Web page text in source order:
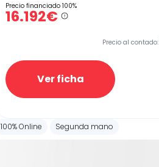
Precio financiado 100%
16.192€
Precio al contado:
Ver ficha
100% Online Segunda mano